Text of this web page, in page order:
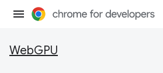
WebGPU